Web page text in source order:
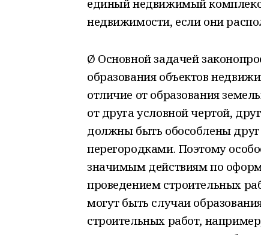
единый недвижимый
недвижимости, если они
Ø Основной задачей
образования объектов
отличие от образования
от друга условной чертой,
должны быть обособлены
перегородками. Поэтому
значимым действиям по
проведением строительных
могут быть случаи
строительных работ,